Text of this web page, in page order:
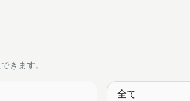
きます。
全て